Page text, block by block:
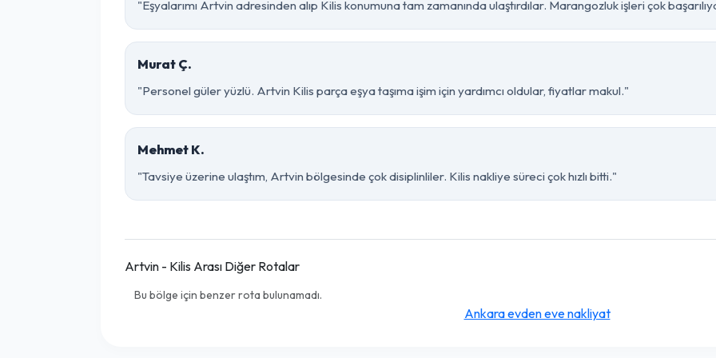
"Eşyalarımı Artvin adresinden alıp Kilis konumuna tam zamanında ulaştırdılar. Marangozluk işleri çok
Murat Ç.
"Personel güler yüzlü. Artvin Kilis parça eşya taşıma işim için yardımcı oldular, fiyatlar makul."
Mehmet K.
"Tavsiye üzerine ulaştım, Artvin bölgesinde çok disiplinliler. Kilis nakliye süreci çok hızlı bitti."
Artvin - Kilis Arası Diğer Rotalar
Bu bölge için benzer rota bulunamadı.
Ankara evden eve nakliyat